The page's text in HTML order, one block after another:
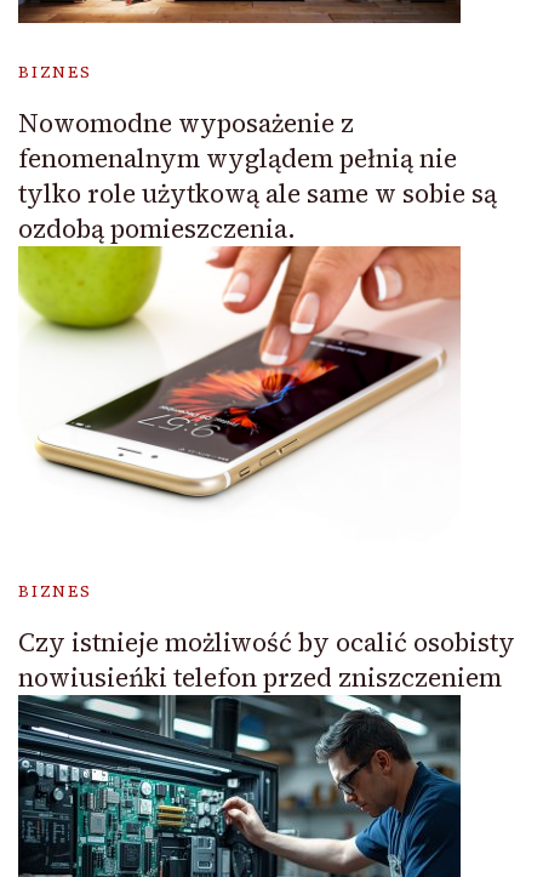
BIZNES
Nowomodne wyposażenie z
fenomenalnym wyglądem pełnią nie
tylko role użytkową ale same w sobie są
ozdobą pomieszczenia.
BIZNES
Czy istnieje możliwość by ocalić osobisty
nowiusieńki telefon przed zniszczeniem